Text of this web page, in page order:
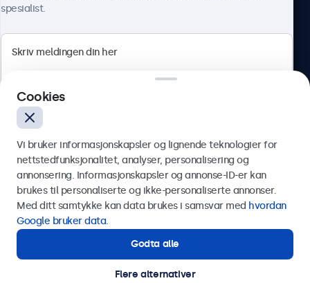
Norsk
© 2026 Beetronics
spesialist.
Send
Eller ring oss på
Kontakt våre spesialister.
Cookies
Vi bruker informasjonskapsler og lignende teknologier for
nettstedfunksjonalitet, analyser, personalisering og
annonsering. Informasjonskapsler og annonse-ID-er kan
brukes til personaliserte og ikke-personaliserte annonser.
Med ditt samtykke kan data brukes i samsvar med hvordan
Google bruker data.
Godta alle
Flere alternativer